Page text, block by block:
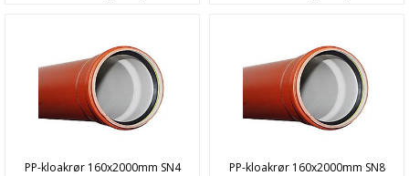
PP-kloakrør 160x2000mm SN4 PP-kloakrør 160x2000mm SN8